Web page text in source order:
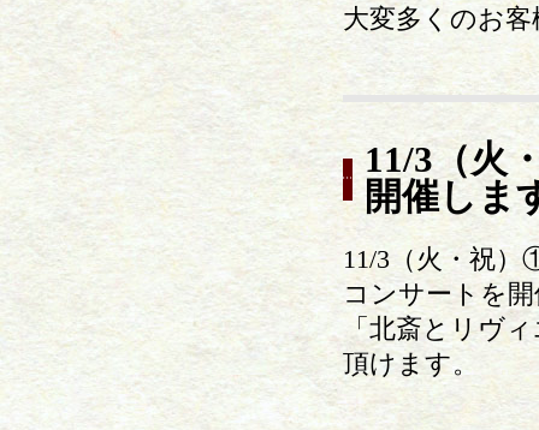
大変多くのお
11/3（火
開催しま
11/3（火・祝
コンサートを
「北斎とリヴ
頂けます。